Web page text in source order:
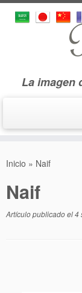
La imagen
Inicio » Naif
Naif
Artículo publicado el4